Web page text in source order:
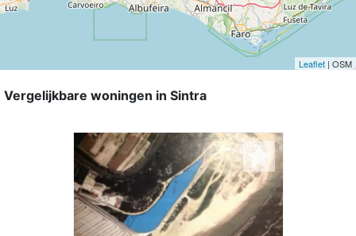
Leaflet | OSM
Vergelijkbare woningen in Sintra